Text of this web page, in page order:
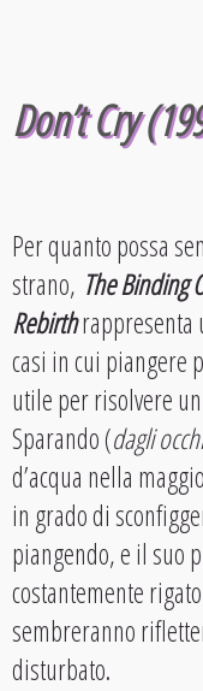
Don’t Cry
Per quanto possa
strano, The Binding
Rebirthrappresenta
casi in cui piangere
utile per risolvere
Sparando (dagli occhi
d’acqua nella
in grado di
piangendo, e il suo
costantemente
sembreranno
disturbato.